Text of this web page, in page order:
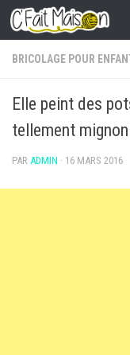
Skip to content
BRICOLAGE POUR
Elle peint des
tellement
PAR ADMIN · 16 MARS 2016